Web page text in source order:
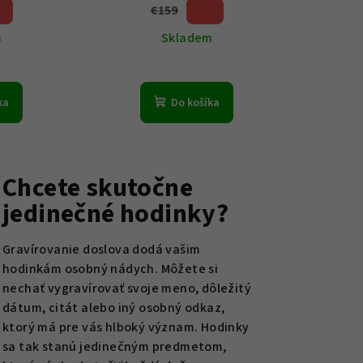
€159
Skladem
Do košíka
Chcete skutočne
jedinečné hodinky?
Gravírovanie doslova dodá vašim
hodinkám osobný nádych. Môžete si
nechať vygravírovať svoje meno, dôležitý
dátum, citát alebo iný osobný odkaz,
ktorý má pre vás hlboký význam. Hodinky
sa tak stanú jedinečným predmetom,